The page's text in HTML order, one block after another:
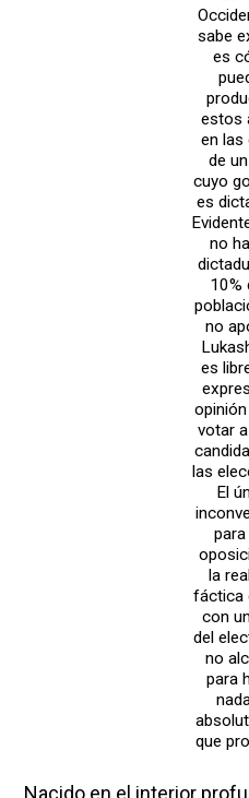
sabe
es
estos
en las
de
cuyo
es
no
10%
no
es
votar
las
El
la
fáctica
con
del
no
para
que
Nacido en el interior